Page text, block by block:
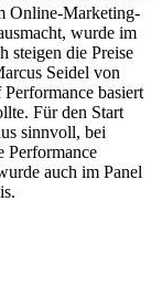
Online-Marketing-
wurde im
steigen die Preise
Seidel von
basiert
Für den Start
sinnvoll, bei
Performance
auch im Panel